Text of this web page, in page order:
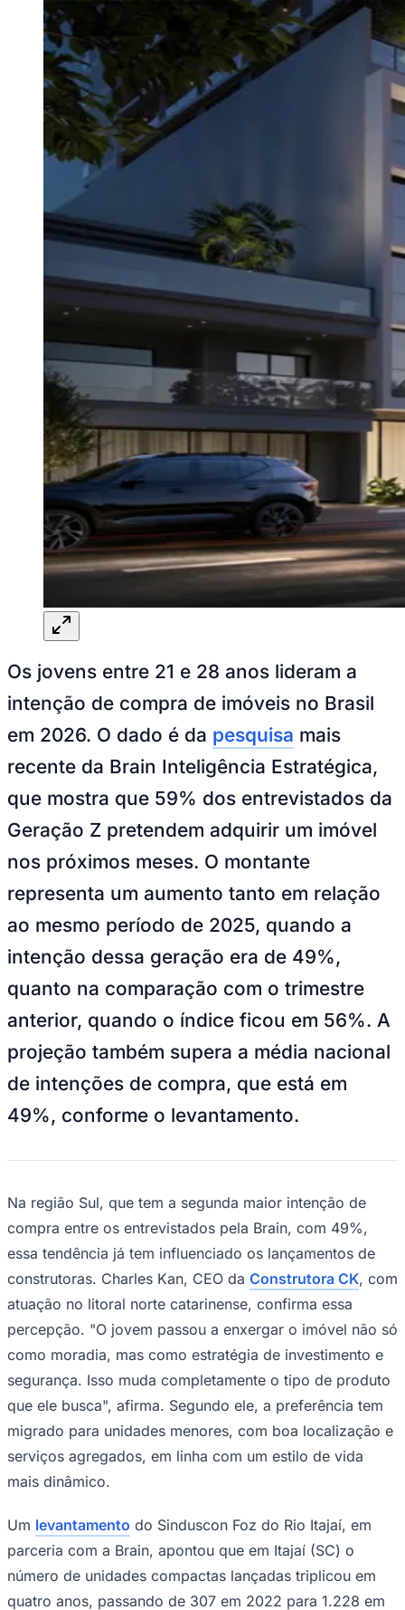
Mutinga
Jardim Paraíso Jardim Paulista Jardim ReginaliceJardim São
Jardim São Pedro Jardim SilveiraJardim
Jardim Tupanci Mutinga Nova Aldeinha Osasco
Parque dos
CamargosParque Imperial Parque Santa Luzia Parque Viana
do Bom JesusRecanto Phrynéa
Santana de
ParnaíbaSilveira TamboréVale do SolVila Barros
do Conde
Vila Engenho NovoVila Márcia
Escada
Vila PortoVotupoca
Para Sua Empresa
Anuncie no Portal
Guia de Empresas
Divulgar Vagas
Publicidade Legal
Negócios Regionais
Segurança Regional
Hospitais Estaduais
Parques & Represas
Cidades da Região
Santana de Parnaíba Osasco Itapevi
do Bom Jesus
Cajamar CaieirasFranco da
Francisco Morato Taboão da Serra Embu das Artes São Roque
Para Sua Empresa
Anuncie Regional
Guia de Empresas
Vagas na RegiãoNovo
Hub de Negócios
Guia Comercial
Selo Verificado
Portal Educacional
Agenda de Vestibulares
Panorama Econômico
Panorama Econômico
Para Sua Empresa
Anuncie no Portal
Verificar EmpresaNovo
Anunciar Vagas
Novo
Publicidade Legal
NBA
NFL
Fórmula 1
UFC
Tênis (ATP)
MLB
NHL
Atletismo
Vôlei
NBB
Competições de Futebol
Brasileirão Série A
Brasileirão Série B
Paulistão
Copa do Brasil
Libertadores
Sul-Americana
Copa América
Champions League
La Liga
Times - Ir direto
Os jovens entre 21 e 28 anos lideram a
intenção de compra de imóveis no Brasil
em 2026. O dado é da pesquisa mais
recente da Brain Inteligência Estratégica,
que mostra que 59% dos entrevistados da
Geração Z pretendem adquirir um imóvel
nos próximos meses. O montante
representa um aumento tanto em relação
ao mesmo período de 2025, quando a
intenção dessa geração era de 49%,
quanto na comparação com o trimestre
anterior, quando o índice ficou em 56%. A
projeção também supera a média nacional
de intenções de compra, que está em
49%, conforme o levantamento.
Na região Sul, que tem a segunda maior intenção de
compra entre os entrevistados pela Brain, com 49%,
essa tendência já tem influenciado os lançamentos de
construtoras. Charles Kan, CEO da Construtora CK, com
atuação no litoral norte catarinense, confirma essa
percepção. "O jovem passou a enxergar o imóvel não só
como moradia, mas como estratégia de investimento e
segurança. Isso muda completamente o tipo de produto
que ele busca", afirma. Segundo ele, a preferência tem
migrado para unidades menores, com boa localização e
serviços agregados, em linha com um estilo de vida
mais dinâmico.
Um levantamento do Sinduscon Foz do Rio Itajaí, em
parceria com a Brain, apontou que em Itajaí (SC) o
número de unidades compactas lançadas triplicou em
quatro anos, passando de 307 em 2022 para 1.228 em